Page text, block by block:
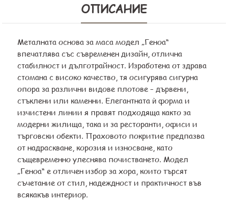
ОПИСАНИЕ
Металната основа за маса модел „Геноа“
впечатлява със съвременен дизайн, отлична
стабилност и дълготрайност. Изработена от здрава
стомана с високо качество, тя осигурява сигурна
опора за различни видове плотове – дървени,
стъклени или каменни. Елегантната ѝ форма и
изчистени линии я правят подходяща както за
модерни жилища, така и за ресторанти, офиси и
търговски обекти. Праховото покритие предпазва
от надраскване, корозия и износване, като
същевременно улеснява почистването. Модел
„Геноа“ е отличен избор за хора, които търсят
съчетание от стил, надеждност и практичност във
всякакъв интериор.